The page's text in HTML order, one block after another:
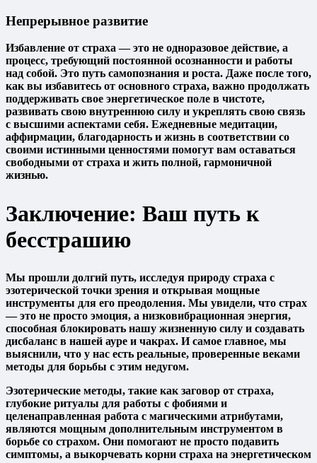
Непрерывное развитие
Избавление от страха — это не одноразовое действие, а
процесс, требующий постоянной осознанности и работы
над собой. Это путь самопознания и роста. Даже после того,
как вы избавитесь от основного страха, важно продолжать
поддерживать свое энергетическое поле в чистоте,
развивать свою внутреннюю силу и укреплять свою связь
с высшими аспектами себя. Ежедневные медитации,
аффирмации, благодарность и жизнь в соответствии со
своими истинными ценностями помогут вам оставаться
свободными от страха и жить полной, гармоничной
жизнью.
Заключение: Ваш путь к
бесстрашию
Мы прошли долгий путь, исследуя природу страха с
эзотерической точки зрения и открывая мощные
инструменты для его преодоления. Мы увидели, что страх
— это не просто эмоция, а низковибрационная энергия,
способная блокировать нашу жизненную силу и создавать
дисбаланс в нашей ауре и чакрах. И самое главное, мы
выяснили, что у нас есть реальные, проверенные веками
методы для борьбы с этим недугом.
Эзотерические методы, такие как заговор от страха,
глубокие ритуалы для работы с фобиями и
целенаправленная работа с магическими атрибутами,
являются мощным дополнительным инструментом в
борьбе со страхом. Они помогают не просто подавить
симптомы, а выкорчевать корни страха на энергетическом